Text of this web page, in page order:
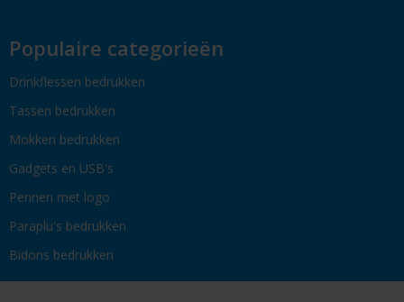
Populaire categorieën
Drinkflessen bedrukken
Tassen bedrukken
Mokken bedrukken
Gadgets en USB's
Pennen met logo
Paraplu's bedrukken
Bidons bedrukken